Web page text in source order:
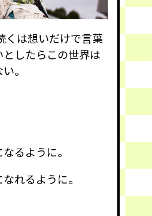
くは想いだけで言葉
したらこの世界は
。
るように。
れるように。